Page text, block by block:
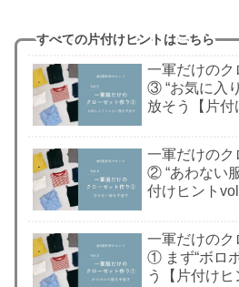
すべての片付けヒントはこちら
一軍だけのク
③ “お気に入
放そう【片付
一軍だけのク
② “あわない
付けヒント
一軍だけのク
① まず“ボロ
う【片付けヒ